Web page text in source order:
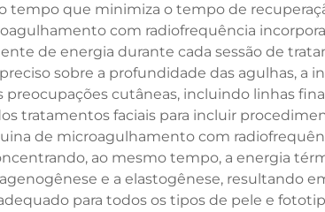
tempo que minimiza o tempo de
com radiofrequência
de energia durante cada sessão de
sobre a profundidade das agulhas, a
preocupações cutâneas, incluindo linhas
tratamentos faciais para incluir
de microagulhamento com
ao mesmo tempo, a energia
e a elastogênese, resultando
para todos os tipos de pele e